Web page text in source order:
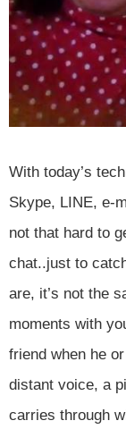
With today’s
Skype, LINE, e-
not that hard to
chat..just to
are, it’s not the
moments with
friend when he
distant voice, a
carries through